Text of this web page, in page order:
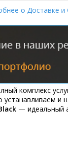
о Доставке
комплекс
— идеальный